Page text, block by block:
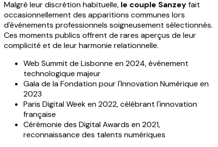
Malgré leur discrétion habituelle, le couple Sanzeyfait
occasionnellement des apparitions communes lors
d'événements professionnels soigneusement sélectionnés.
Ces moments publics offrent de rares aperçus de leur
complicité et de leur harmonie relationnelle.
Web Summit de Lisbonne en 2024, événement
technologique majeur
Gala de la Fondation pour l'Innovation Numérique en
2023
Paris Digital Week en 2022, célébrant l'innovation
française
Cérémonie des Digital Awards en 2021,
reconnaissance des talents numériques